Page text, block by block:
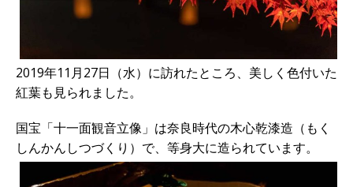
2019年11月27日（水）に訪れたところ、美しく色付いた
紅葉も見られました。
国宝「十一面観音立像」は奈良時代の木心乾漆造（もく
しんかんしつづくり）で、等身大に造られています。